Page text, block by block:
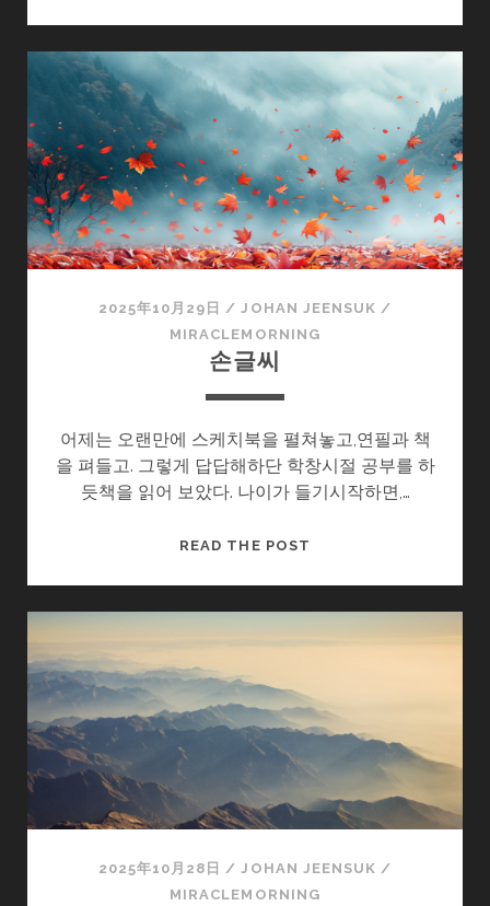
어
지
는
법
2025年10月29日 /JOHAN JEENSUK /
MIRACLEMORNING
손글씨
어제는 오랜만에 스케치북을 펼쳐놓고,연필과 책
을 펴들고. 그렇게 답답해하단 학창시절 공부를 하
듯책을 읽어 보았다. 나이가 들기시작하면,…
READ THE POST
2025年10月28日 /JOHAN JEENSUK /
MIRACLEMORNING